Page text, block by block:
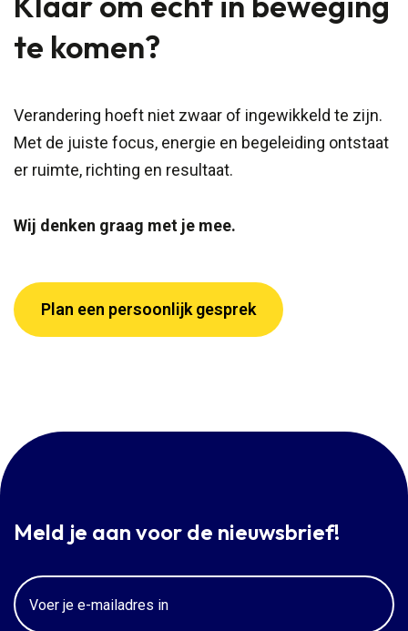
te komen?
Verandering hoeft niet zwaar of ingewikkeld te zijn.
Met de juiste focus, energie en begeleiding ontstaat
er ruimte, richting en resultaat.
Wij denken graag met je mee.
Plan een persoonlijk gesprek
Meld je aan voor de nieuwsbrief!
Email